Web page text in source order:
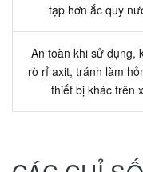
tạp hơn ắc quy
An toàn khi sử dụng,
rò rỉ axit, tránh làm
thiết bị khác trên